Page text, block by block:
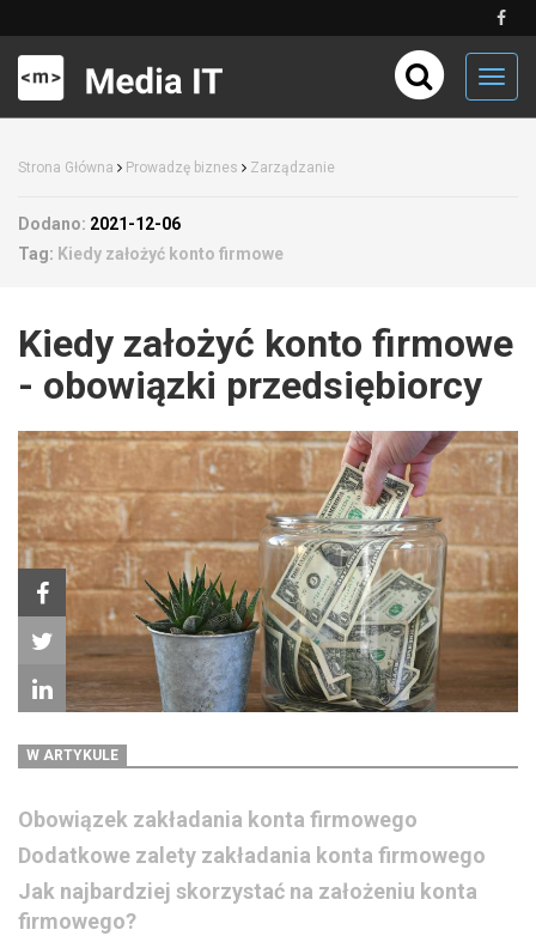
Strona Główna Prowadzę biznes Zarządzanie
Dodano: 2021-12-06
Tag: Kiedy założyć konto firmowe
Kiedy założyć konto firmowe
- obowiązki przedsiębiorcy
W ARTYKULE
Obowiązek zakładania konta firmowego
Dodatkowe zalety zakładania konta firmowego
Jak najbardziej skorzystać na założeniu konta
firmowego?